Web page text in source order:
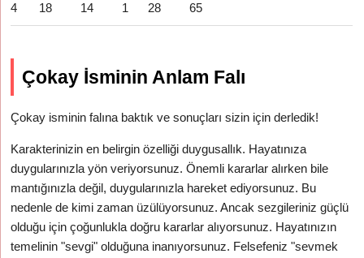
4 18 14 1 28 65
Çokay İsminin Anlam Falı
Çokay isminin falına baktık ve sonuçları sizin için derledik!
Karakterinizin en belirgin özelliği duygusallık. Hayatınıza
duygularınızla yön veriyorsunuz. Önemli kararlar alırken bile
mantığınızla değil, duygularınızla hareket ediyorsunuz. Bu
nedenle de kimi zaman üzülüyorsunuz. Ancak sezgileriniz güçlü
olduğu için çoğunlukla doğru kararlar alıyorsunuz. Hayatınızın
temelinin "sevgi" olduğuna inanıyorsunuz. Felsefeniz "sevmek